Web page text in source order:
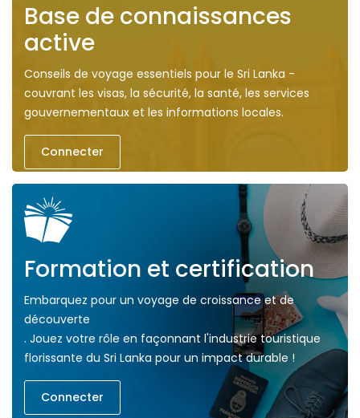
Base de connaissances
active
Conseils de voyage essentiels pour le Sri Lanka -
couvrant les visas, la sécurité, la santé, les services
gouvernementaux et les informations locales.
Connecter
Formation et certification
Embarquez pour un voyage de croissance et de
découverte
. Jouez votre rôle en façonnant l'industrie touristique
florissante du Sri Lanka pour un impact durable !
Connecter